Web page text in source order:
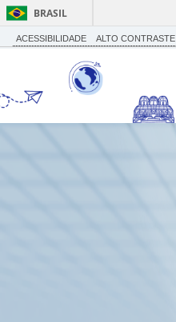
BRASIL
ACESSIBILIDADE ALTO CONTRASTE